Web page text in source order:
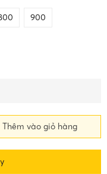
900
Thêm vào giỏ hàng